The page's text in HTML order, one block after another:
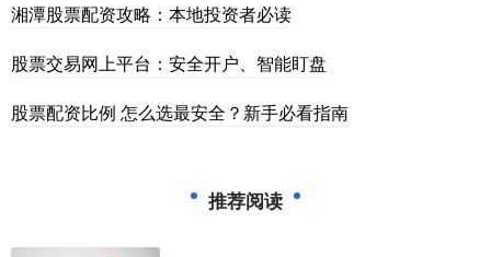
湘潭股票配资攻略：本地投资者必读
股票交易网上平台：安全开户、智能盯盘
股票配资比例 怎么选最安全？新手必看指南
推荐阅读